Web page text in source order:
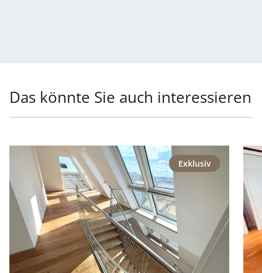
Das könnte Sie auch interessieren
Link zur Seite Repräsentative Lage - Generalsaniertes
Exklusiv